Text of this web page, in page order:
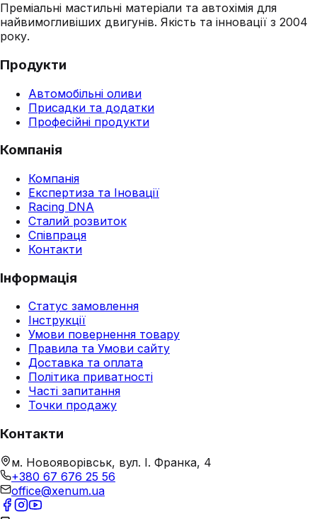
Преміальні мастильні матеріали та автохімія для
найвимогливіших двигунів. Якість та інновації з 2004
року.
Продукти
Автомобільні оливи
Присадки та додатки
Професійні продукти
Компанія
Компанія
Експертиза та Іновації
Racing DNA
Сталий розвиток
Співпраця
Контакти
Інформація
Статус замовлення
Інструкції
Умови повернення товару
Правила та Умови сайту
Доставка та оплата
Політика приватності
Часті запитання
Точки продажу
Контакти
м. Новояворівськ, вул. І. Франка, 4
+380 67 676 25 56
office@xenum.ua